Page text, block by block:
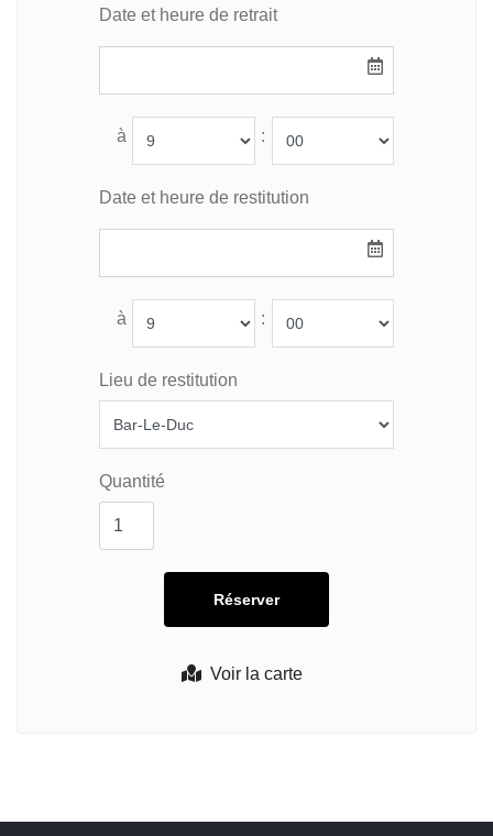
Voir la carte
Date et heure de retrait
à :
Date et heure de restitution
à :
Lieu de restitution
Quantité